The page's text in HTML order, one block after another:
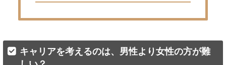
キャリアを考えるのは、男性より女性の方が難